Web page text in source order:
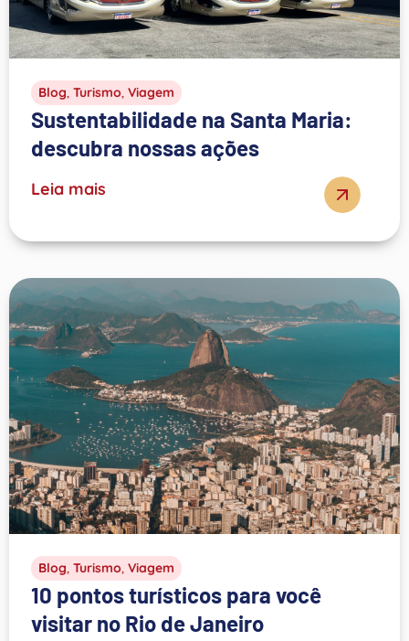
Blog, Turismo, Viagem
Sustentabilidade na Santa Maria:
descubra nossas ações
Leia mais
Blog, Turismo, Viagem
10 pontos turísticos para você
visitar no Rio de Janeiro